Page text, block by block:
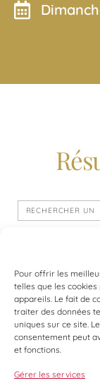
Pour offrir les
telles que les
appareils. Le fait de
traiter des données
uniques sur ce site.
consentement peut
et fonctions.
Gérer les services
Vente en